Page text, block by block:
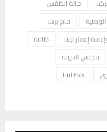
حالة الطقس
خام برنت
إعمار ليبيا
طاقة
مجلس الدولة
نفط ليبيا